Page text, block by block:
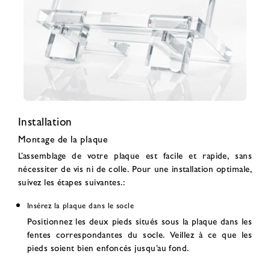
Installation
Montage de la plaque
L’assemblage de votre plaque est facile et rapide, sans
nécessiter de vis ni de colle. Pour une installation optimale,
suivez les étapes suivantes.:
Insérez la plaque dans le socle
Positionnez les deux pieds situés sous la plaque dans les
fentes correspondantes du socle. Veillez à ce que les
pieds soient bien enfoncés jusqu’au fond.